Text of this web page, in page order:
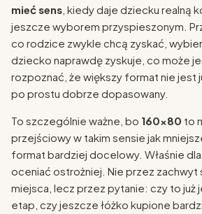
mieć sens , kiedy daje dziecku realną
jeszcze wyborem przyspieszonym.
co rodzice zwykle chcą zyskać,
dziecko naprawdę zyskuje, co może
rozpoznać, że większy format nie jest
po prostu dobrze dopasowany.
To szczególnie ważne, bo 160x80 to
przejściowy w takim sensie jak
format bardziej docelowy. Właśnie
oceniać ostrożniej. Nie przez zachwyt
miejsca, lecz przez pytanie: czy to już
etap, czy jeszcze łóżko kupione